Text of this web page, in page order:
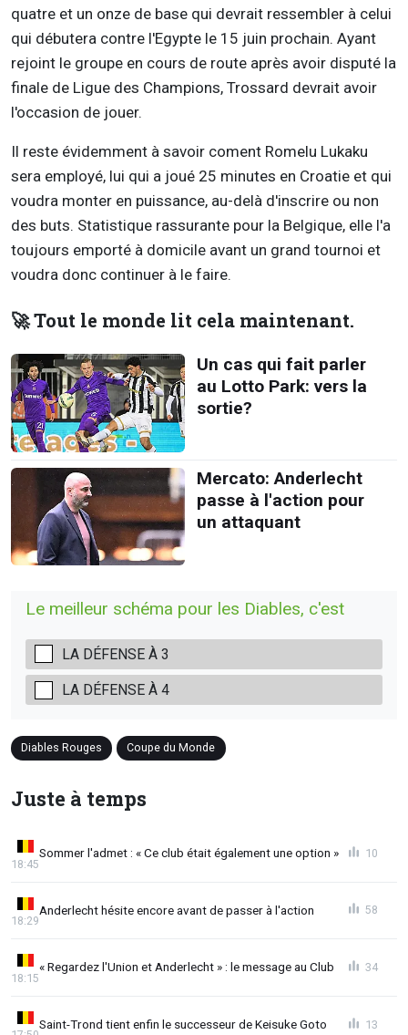
quatre et un onze de base qui devrait ressembler à celui
qui débutera contre l'Egypte le 15 juin prochain. Ayant
rejoint le groupe en cours de route après avoir disputé la
finale de Ligue des Champions, Trossard devrait avoir
l'occasion de jouer.
Il reste évidemment à savoir coment Romelu Lukaku
sera employé, lui qui a joué 25 minutes en Croatie et qui
voudra monter en puissance, au-delà d'inscrire ou non
des buts. Statistique rassurante pour la Belgique, elle l'a
toujours emporté à domicile avant un grand tournoi et
voudra donc continuer à le faire.
🚀 Tout le monde lit cela maintenant.
Un cas qui fait parler
au Lotto Park: vers la
sortie?
Mercato: Anderlecht
passe à l'action pour
un attaquant
Le meilleur schéma pour les Diables, c'est
LA DÉFENSE À 3
LA DÉFENSE À 4
Diables Rouges Coupe du Monde
Juste à temps
Sommer l'admet : « Ce club était également une option »
18:45
10
Anderlecht hésite encore avant de passer à l'action
18:29
58
« Regardez l'Union et Anderlecht » : le message au Club
18:15
34
Saint-Trond tient enfin le successeur de Keisuke Goto 13